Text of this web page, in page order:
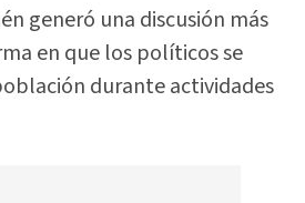
generó una discusión más
en que los políticos se
durante actividades